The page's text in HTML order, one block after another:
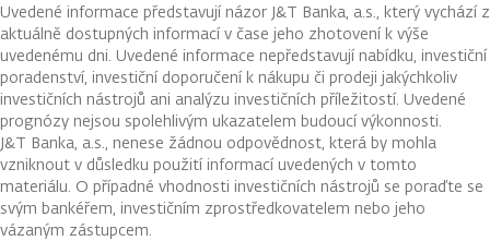
Uvedené informace představují názor J&T Banka, a.s., který vychází z
aktuálně dostupných informací v čase jeho zhotovení k výše
uvedenému dni. Uvedené informace nepředstavují nabídku, investiční
poradenství, investiční doporučení k nákupu či prodeji jakýchkoliv
investičních nástrojů ani analýzu investičních příležitostí. Uvedené
prognózy nejsou spolehlivým ukazatelem budoucí výkonnosti.
J&T Banka, a.s., nenese žádnou odpovědnost, která by mohla
vzniknout v důsledku použití informací uvedených v tomto
materiálu. O případné vhodnosti investičních nástrojů se poraďte se
svým bankéřem, investičním zprostředkovatelem nebo jeho
vázaným zástupcem.